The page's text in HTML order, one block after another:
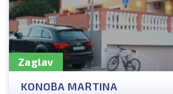
Zaglav
KONOBA MARTINA